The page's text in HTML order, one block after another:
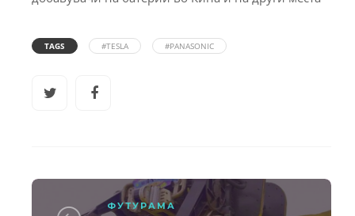
TAGS #TESLA #PANASONIC
ФУТУРАМА